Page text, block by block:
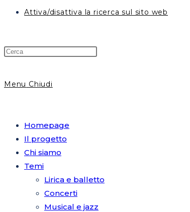
Attiva/disattiva la ricerca sul sito web
Menu Chiudi
Homepage
Il progetto
Chi siamo
Temi
Lirica e balletto
Concerti
Musical e jazz